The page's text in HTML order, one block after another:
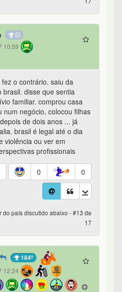
10:59
o contrário. saiu da
disse que sentia
familiar. comprou casa
num negócio, colocou filhas
de dois anos ... já
brasil é legal até o dia
violência ou ver em
profissionais
0 0
do país discutido abaixo - #13 de
17
184º
12:24